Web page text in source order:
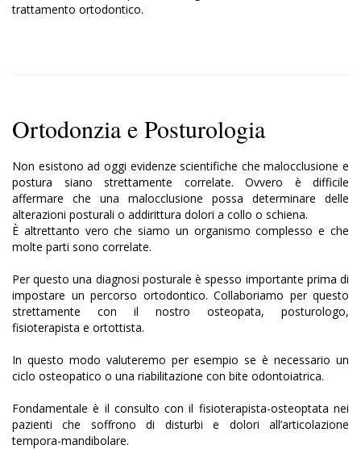
trattamento ortodontico.
Ortodonzia e Posturologia
Non esistono ad oggi evidenze scientifiche che malocclusione e
postura siano strettamente correlate. Ovvero è difficile
affermare che una malocclusione possa determinare delle
alterazioni posturali o addirittura dolori a collo o schiena.
È altrettanto vero che siamo un organismo complesso e che
molte parti sono correlate.
Per questo una diagnosi posturale è spesso importante prima di
impostare un percorso ortodontico. Collaboriamo per questo
strettamente con il nostro osteopata, posturologo,
fisioterapista e ortottista.
In questo modo valuteremo per esempio se è necessario un
ciclo osteopatico o una riabilitazione con bite odontoiatrica.
Fondamentale è il consulto con il fisioterapista-osteoptata nei
pazienti che soffrono di disturbi e dolori all’articolazione
tempora-mandibolare.